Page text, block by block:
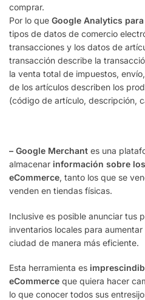
comprar.
Por lo que Google Analytics
tipos de datos de comercio
transacciones y los datos de
transacción describe la
la venta total de impuestos,
de los artículos describen los
(código de artículo, descripción,
– Google Merchant es una
almacenar información sobre
eCommerce, tanto los que se
venden en tiendas físicas.
Inclusive es posible anunciar tus
inventarios locales para
ciudad de manera más eficiente.
Esta herramienta es
eCommerce que quiera hacer
lo que conocer todos sus